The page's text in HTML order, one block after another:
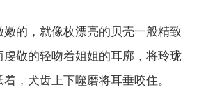
的，就像枚漂亮的贝壳一般精致
敬的轻吻着姐姐的耳廓，将玲珑
，犬齿上下噬磨将耳垂咬住。